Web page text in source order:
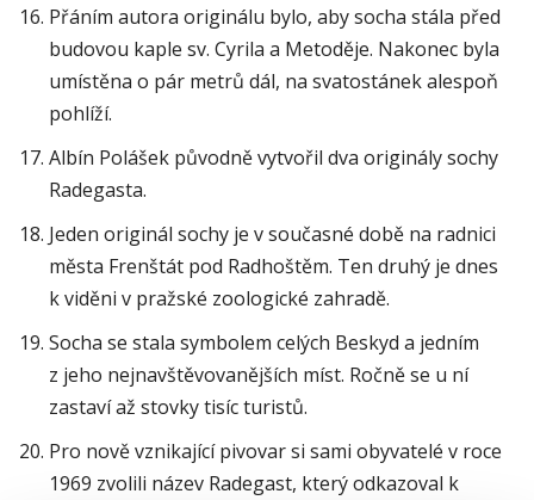
Přáním autora originálu bylo, aby socha stála před
budovou kaple sv. Cyrila a Metoděje. Nakonec byla
umístěna o pár metrů dál, na svatostánek alespoň
pohlíží.
Albín Polášek původně vytvořil dva originály sochy
Radegasta.
Jeden originál sochy je v současné době na radnici
města Frenštát pod Radhoštěm. Ten druhý je dnes
k viděni v pražské zoologické zahradě.
Socha se stala symbolem celých Beskyd a jedním
z jeho nejnavštěvovanějších míst. Ročně se u ní
zastaví až stovky tisíc turistů.
Pro nově vznikající pivovar si sami obyvatelé v roce
1969 zvolili název Radegast, který odkazoval k